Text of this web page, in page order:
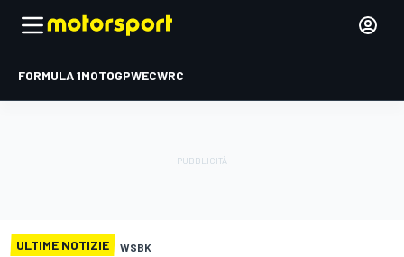
FORMULA 1MOTOGPWECWRC
ULTIME NOTIZIE WSBK